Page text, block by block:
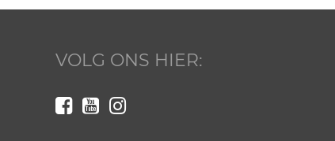
VOLG ONS HIER: